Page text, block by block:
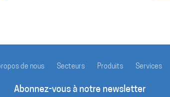
de nous Secteurs Produits Services
Abonnez-vous à notre newsletter